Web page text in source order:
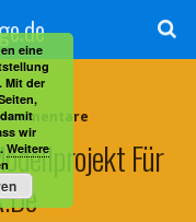
Für
eine
Mit der
wir
Weitere